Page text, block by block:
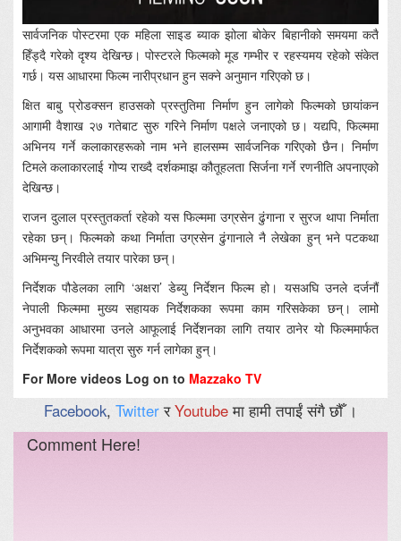
सार्वजनिक पोस्टरमा एक महिला साइड ब्याक झोला बोकेर बिहानीको समयमा कतै
हिँड्दै गरेको दृश्य देखिन्छ। पोस्टरले फिल्मको मूड गम्भीर र रहस्यमय रहेको संकेत
गर्छ। यस आधारमा फिल्म नारीप्रधान हुन सक्ने अनुमान गरिएको छ।
क्षित बाबु प्रोडक्सन हाउसको प्रस्तुतिमा निर्माण हुन लागेको फिल्मको छायांकन
आगामी वैशाख २७ गतेबाट सुरु गरिने निर्माण पक्षले जनाएको छ। यद्यपि, फिल्ममा
अभिनय गर्ने कलाकारहरूको नाम भने हालसम्म सार्वजनिक गरिएको छैन। निर्माण
टिमले कलाकारलाई गोप्य राख्दै दर्शकमाझ कौतूहलता सिर्जना गर्ने रणनीति अपनाएको
देखिन्छ।
राजन दुलाल प्रस्तुतकर्ता रहेको यस फिल्ममा उग्रसेन ढुंगाना र सुरज थापा निर्माता
रहेका छन्। फिल्मको कथा निर्माता उग्रसेन ढुंगानाले नै लेखेका हुन् भने पटकथा
अभिमन्यु निरवीले तयार पारेका छन्।
निर्देशक पौडेलका लागि ‘अक्षरा’ डेब्यु निर्देशन फिल्म हो। यसअघि उनले दर्जनौं
नेपाली फिल्ममा मुख्य सहायक निर्देशकका रूपमा काम गरिसकेका छन्। लामो
अनुभवका आधारमा उनले आफूलाई निर्देशनका लागि तयार ठानेर यो फिल्ममार्फत
निर्देशकको रूपमा यात्रा सुरु गर्न लागेका हुन्।
For More videos Log on to Mazzako TV
Facebook, TwitterरYoutubeमा हामी तपाईं संगै छौँ ।
Comment Here!